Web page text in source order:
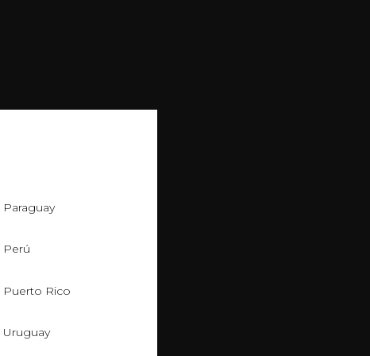
Paraguay
Perú
Puerto Rico
Uruguay